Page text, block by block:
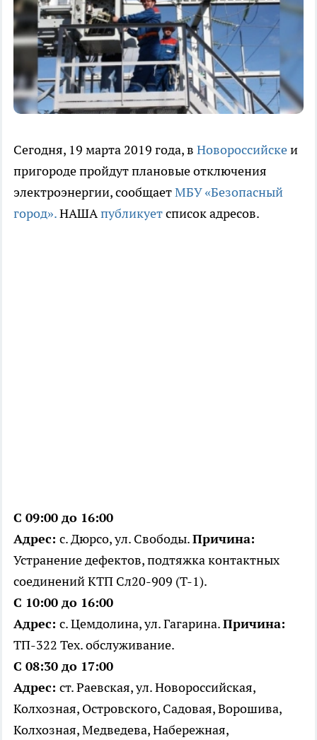
Сегодня, 19 марта 2019 года, в Новороссийскеи
пригороде пройдут плановые отключения
электроэнергии, сообщаетМБУ «Безопасный
город».НАШАпубликуетсписок адресов.
С 09:00 до 16:00
Адрес: с. Дюрсо, ул. Свободы.Причина:
Устранение дефектов, подтяжка контактных
соединений КТП Сл20-909 (Т-1).
С 10:00 до 16:00
Адрес: с. Цемдолина, ул. Гагарина.Причина:
ТП-322 Тех. обслуживание.
С 08:30 до 17:00
Адрес: ст. Раевская, ул. Новороссийская,
Колхозная, Островского, Садовая, Ворошива,
Колхозная, Медведева, Набережная,